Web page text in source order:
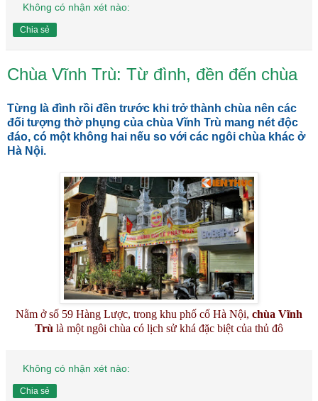
Không có nhận xét nào:
Chia sẻ
Chùa Vĩnh Trù: Từ đình, đền đến chùa
Từng là đình rồi đền trước khi trở thành chùa nên các
đối tượng thờ phụng của chùa Vĩnh Trù mang nét độc
đáo, có một không hai nếu so với các ngôi chùa khác ở
Hà Nội.
Nằm ở số 59 Hàng Lược, trong khu phố cổ Hà Nội, chùa Vĩnh
Trù là một ngôi chùa có lịch sử khá đặc biệt của thủ đô
Không có nhận xét nào:
Chia sẻ